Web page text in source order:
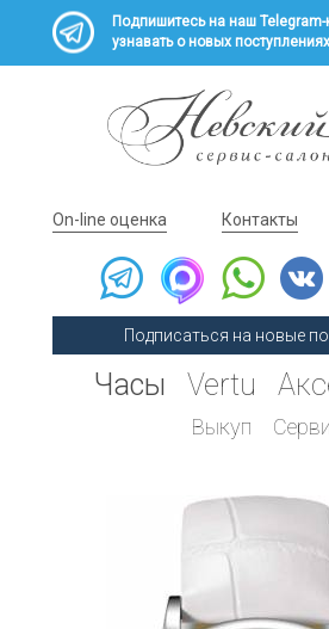
Подпишитесь на наш
узнавать о новых поступлениях
On-line оценка Контакты
Подписаться на новые
Часы Vertu
Выкуп